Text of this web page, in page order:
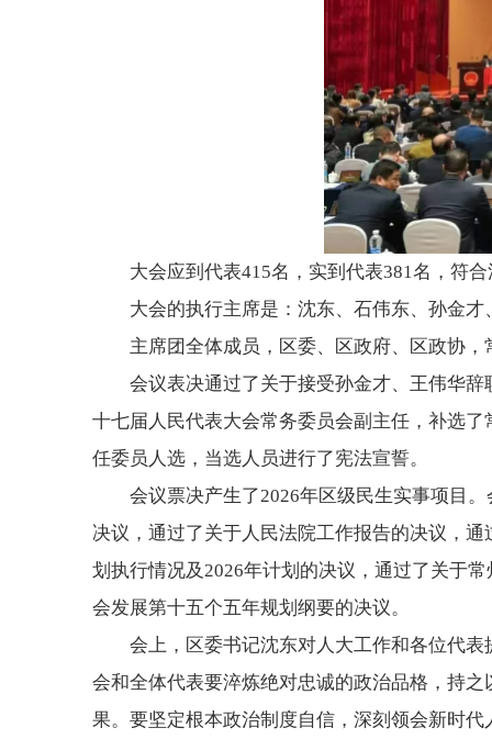
大会应到代表415名，实到代表381名，符
大会的执行主席是：沈东、石伟东、孙金
主席团全体成员，区委、区政府、区政协
会议表决通过了关于接受孙金才、王伟华
十七届人民代表大会常务委员会副主任，补选
任委员人选，当选人员进行了宪法宣誓。
会议票决产生了2026年区级民生实事项目
决议，通过了关于人民法院工作报告的决议，
划执行情况及2026年计划的决议，通过了关于
会发展第十五个五年规划纲要的决议。
会上，区委书记沈东对人大工作和各位代
会和全体代表要淬炼绝对忠诚的政治品格，持
果。要坚定根本政治制度自信，深刻领会新时